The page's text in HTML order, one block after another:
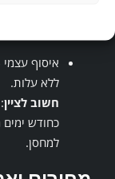
אפשרויות השילוח
איסוף
ללא עלות.
חשוב לציין
כחודש
למחסן.